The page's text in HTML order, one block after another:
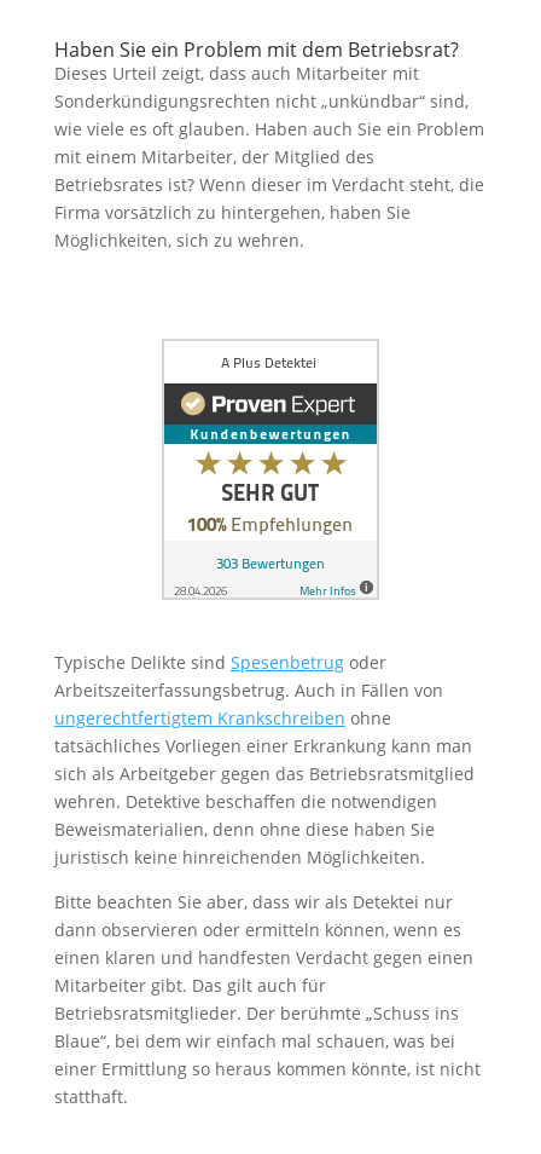
Haben Sie ein Problem mit dem Betriebsrat?
Dieses Urteil zeigt, dass auch Mitarbeiter mit
Sonderkündigungsrechten nicht „unkündbar“ sind,
wie viele es oft glauben. Haben auch Sie ein Problem
mit einem Mitarbeiter, der Mitglied des
Betriebsrates ist? Wenn dieser im Verdacht steht, die
Firma vorsätzlich zu hintergehen, haben Sie
Möglichkeiten, sich zu wehren.
Typische Delikte sind Spesenbetrugoder
Arbeitszeiterfassungsbetrug. Auch in Fällen von
ungerechtfertigtem Krankschreiben ohne
tatsächliches Vorliegen einer Erkrankung kann man
sich als Arbeitgeber gegen das Betriebsratsmitglied
wehren. Detektive beschaffen die notwendigen
Beweismaterialien, denn ohne diese haben Sie
juristisch keine hinreichenden Möglichkeiten.
Bitte beachten Sie aber, dass wir als Detektei nur
dann observieren oder ermitteln können, wenn es
einen klaren und handfesten Verdacht gegen einen
Mitarbeiter gibt. Das gilt auch für
Betriebsratsmitglieder. Der berühmte „Schuss ins
Blaue“, bei dem wir einfach mal schauen, was bei
einer Ermittlung so heraus kommen könnte, ist nicht
statthaft.